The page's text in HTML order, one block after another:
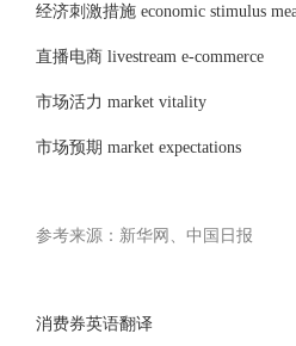
经济刺激措施 economic stimulus
直播电商 livestream e-commerce
市场活力 market vitality
市场预期 market expectations
参考来源：新华网、中国日报
消费券英语翻译